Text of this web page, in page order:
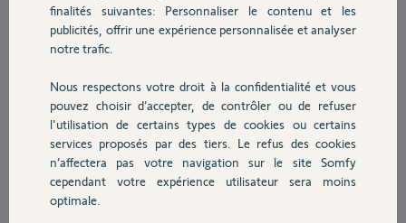
Domotique
Chauffage
Autres produits
Participer au fil de discussion
Réponses
finalités suivantes: Personnaliser le contenu et les
publicités, offrir une expérience personnalisée et analyser
notre trafic.
Nous respectons votre droit à la confidentialité et vous
pouvez choisir d’accepter, de contrôler ou de refuser
l'utilisation de certains types de cookies ou certains
services proposés par des tiers. Le refus des cookies
n’affectera pas votre navigation sur le site Somfy
cependant votre expérience utilisateur sera moins
optimale.